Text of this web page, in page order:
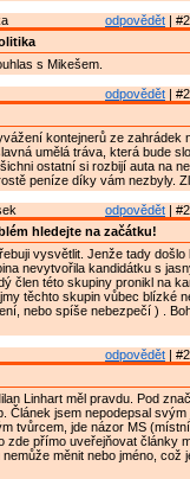
odpovědět |
s Mikešem.
odpovědět |
kontejnerů ze zahrádek
umělá tráva, která bude
ostatní si rozbijí auta na
peníze díky vám nezbyly.
odpovědět |
hledejte na začátku!
vysvětlit. Jenže tady
nevytvořila kandidátku s
člen této skupiny pronikl na
těchto skupin vůbec blízké
nebo spíše nebezpečí ) .
odpovědět |
Linhart měl pravdu. Pod
Článek jsem nepodepsal svým
tvůrcem, jde názor MS
zde přímo uveřejňovat články
měnit nebo jméno, což